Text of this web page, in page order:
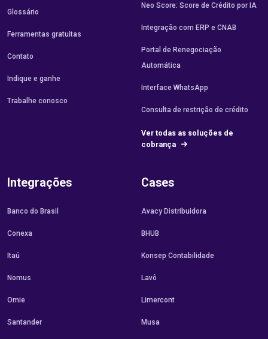
Glossário
Ferramentas gratuitas
Contato
Indique e ganhe
Trabalhe conosco
Neo Score: Score de Crédito por IA
Integração com ERP e CNAB
Portal de Renegociação
Automática
Interface WhatsApp
Consulta de restrição de crédito
Ver todas as soluções de
cobrança
Integrações
Banco do Brasil
Conexa
Itaú
Nomus
Omie
Santander
Cases
Avacy Distribuidora
BHUB
Konsep Contabilidade
Lavô
Limercont
Musa